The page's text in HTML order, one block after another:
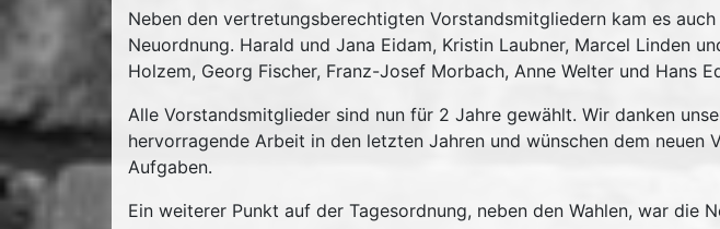
Neben den vertretungsberechtigten Vorstandsmitgliedern kam es
Neuordnung. Harald und Jana Eidam, Kristin Laubner, Marcel Linden
Holzem, Georg Fischer, Franz-Josef Morbach, Anne Welter und Hans
Alle Vorstandsmitglieder sind nun für 2 Jahre gewählt. Wir danken
hervorragende Arbeit in den letzten Jahren und wünschen dem neuen
Aufgaben.
Ein weiterer Punkt auf der Tagesordnung, neben den Wahlen, war die